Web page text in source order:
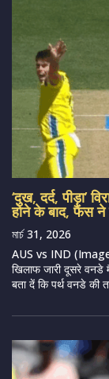
‘दुख, दर्द, पीड़ा’
होने के बाद, फैंस ने
মার্চ 31, 2026
AUS vs IND
खिलाफ जारी दूसरे वनडे
बता दें कि पर्थ वनडे की